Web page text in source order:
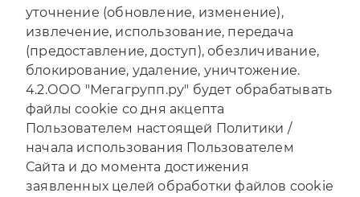
уточнение (обновление, изменение),
извлечение, использование, передача
(предоставление, доступ), обезличивание,
блокирование, удаление, уничтожение.
4.2.ООО "Мегагрупп.ру" будет обрабатывать
файлы cookie со дня акцепта
Пользователем настоящей Политики /
начала использования Пользователем
Сайта и до момента достижения
заявленных целей обработки файлов cookie